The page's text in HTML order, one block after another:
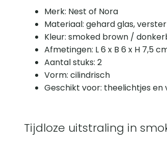
Merk: Nest of Nora
Materiaal: gehard glas,
Kleur: smoked brown /
Afmetingen: L 6 x B 6 x H 7,5
Aantal stuks: 2
Vorm: cilindrisch
Geschikt voor: theelichtjes en
Tijdloze uitstraling in